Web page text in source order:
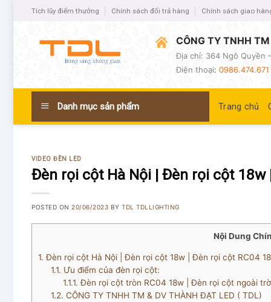
Tích lũy điểm thưởng Chính sách đổi trả hàng Chính sách giao
CÔNG TY TNHH
Địa chỉ: 364 Ngô Quyền
Điện thoại:
Danh mục sản phẩm Trang chủ
VIDEO ĐÈN LED
Đèn rọi cột Hà Nội | Đèn rọi cột 18w
POSTED ON 20/06/2023 BYTDL TDLLIGHTING
Nội Dung
1. Đèn rọi cột Hà Nội | Đèn rọi cột 18w | Đèn rọi cột RC04
1.1. Ưu điểm của đèn rọi cột:
1.1.1. Đèn rọi cột tròn RC04 18w | Đèn rọi cột ngoài
1.2. CÔNG TY TNHH TM & DV THÀNH ĐẠT LED ( TDL)